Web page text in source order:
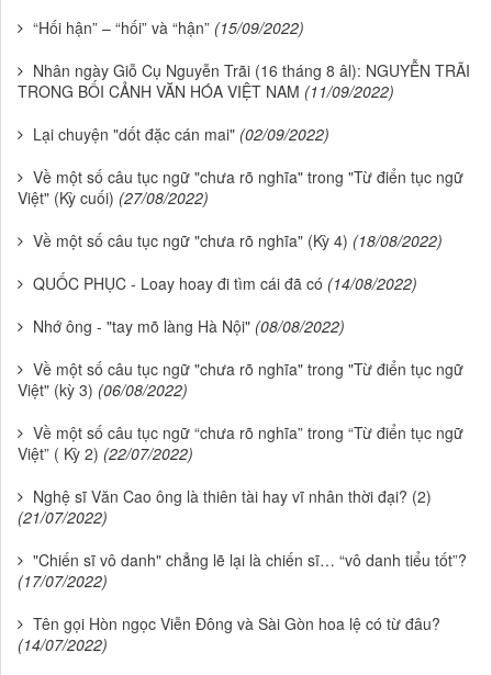
“Hối hận” – “hối” và “hận” (15/09/2022)
Nhân ngày Giỗ Cụ Nguyễn Trãi (16 tháng 8 âl): NGUYỄN TRÃI
TRONG BỐI CẢNH VĂN HÓA VIỆT NAM (11/09/2022)
Lại chuyện "dốt đặc cán mai" (02/09/2022)
Về một số câu tục ngữ "chưa rõ nghĩa" trong "Từ điển tục ngữ
Việt" (Kỳ cuối) (27/08/2022)
Về một số câu tục ngữ "chưa rõ nghĩa" (Kỳ 4) (18/08/2022)
QUỐC PHỤC - Loay hoay đi tìm cái đã có (14/08/2022)
Nhớ ông - "tay mõ làng Hà Nội" (08/08/2022)
Về một số câu tục ngữ "chưa rõ nghĩa" trong "Từ điển tục ngữ
Việt" (kỳ 3) (06/08/2022)
Về một số câu tục ngữ “chưa rõ nghĩa” trong “Từ điển tục ngữ
Việt” ( Kỳ 2) (22/07/2022)
Nghệ sĩ Văn Cao ông là thiên tài hay vĩ nhân thời đại? (2)
(21/07/2022)
"Chiến sĩ vô danh" chẳng lẽ lại là chiến sĩ… “vô danh tiểu tốt”?
(17/07/2022)
Tên gọi Hòn ngọc Viễn Đông và Sài Gòn hoa lệ có từ đâu?
(14/07/2022)